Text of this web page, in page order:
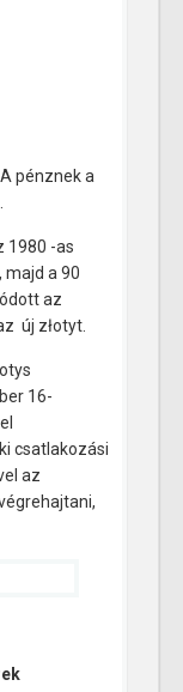
pénznek a
1980 -as
a 90
az
új złotyt.
16-
csatlakozási
az